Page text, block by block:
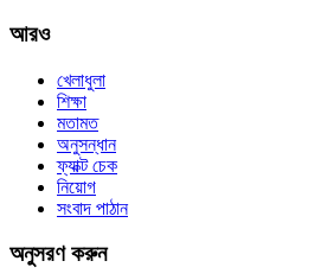
আরও
খেলাধুলা
শিক্ষা
মতামত
অনুসন্ধান
ফ্যাক্ট চেক
নিয়োগ
সংবাদ পাঠান
অনুসরণ করুন